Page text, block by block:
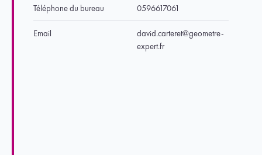
Téléphone du bureau 0596617061
Email
david.carteret@geometre-
expert.fr